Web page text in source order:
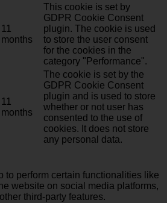
11
months
This cookie is set by
GDPR Cookie Consent
plugin. The cookie is used
to store the user consent
for the cookies in the
category "Performance".
11
months
The cookie is set by the
GDPR Cookie Consent
plugin and is used to store
whether or not user has
consented to the use of
cookies. It does not store
any personal data.
to perform certain functionalities like
website on social media platforms,
third-party features.